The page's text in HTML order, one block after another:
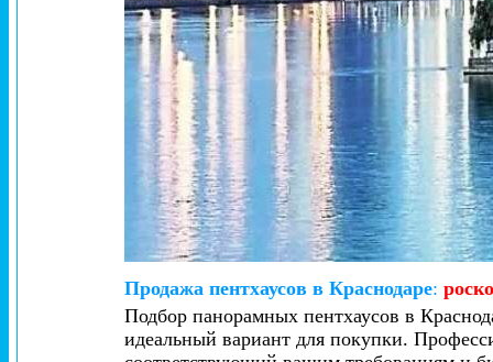
Продажа пентхаусов в Краснодаре:
Подбор панорамных пентхаусов в
идеальный вариант для покупки.